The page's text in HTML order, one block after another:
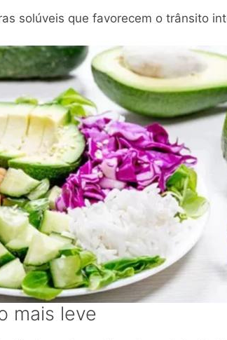
solúveis que favorecem o trânsito
mais leve